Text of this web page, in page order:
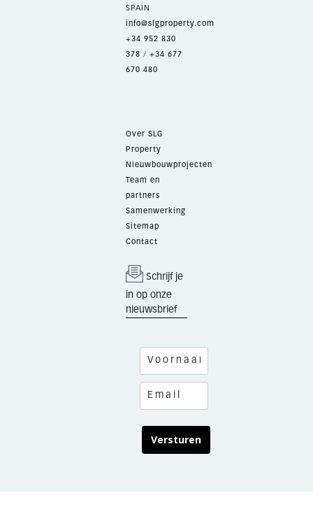
SPAIN
info@slgproperty.com
+34 952 830
378 / +34 677
670 480
Over SLG
Property
Nieuwbouwprojecten
Team en
partners
Samenwerking
Sitemap
Contact
Schrijf je
in op onze
nieuwsbrief
Versturen